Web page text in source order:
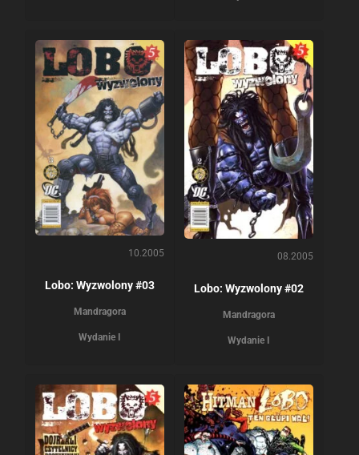
10.2005
Lobo: Wyzwolony #03
Mandragora
Wydanie I
08.2005
Lobo: Wyzwolony #02
Mandragora
Wydanie I